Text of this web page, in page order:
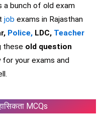
a bunch of old exam
job exams in Rajasthan
Police, LDC, Teacher
these old question
your exams and
MCQs